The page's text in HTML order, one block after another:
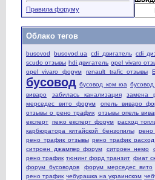
Правила форуму
Облако тегов
busovod busovod.ua cdi двигатель cdi
scudo отзывы hdi двигатель opel vivaro
opel vivaro форум
renault trafic отзывы
бусовод бусовод ком юа
виваро
забилась канализация
замена
мерседес вито форум
опель виваро
отзывы о рено трафик отзывы опель
експерт пежо експерт форум расход
карбюратора китайской бензопилы
рено трафик отзывы рено трафик расход
ситроен джампер форум
ситроен немо
рено трафик тюнинг форд транзит фиат
форум бусоводов
форум мерседес вито
рено трафик чебурашка на украинском